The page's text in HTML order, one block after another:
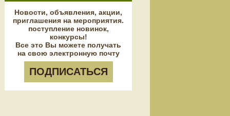
Новости, объявления, акции,
приглашения на мероприятия.
поступление новинок,
конкурсы!
Все это Вы можете получать
на свою электронную почту
ПОДПИСАТЬСЯ